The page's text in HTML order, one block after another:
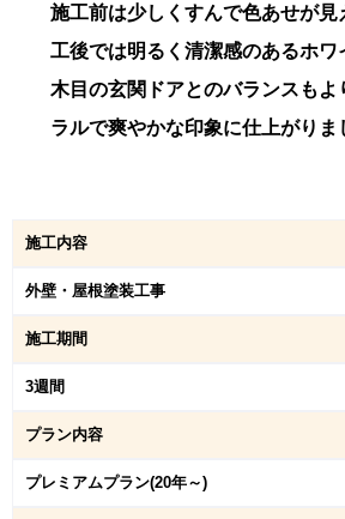
施工前は少しくすんで色あせが見
工後では明るく清潔感のあるホワ
木目の玄関ドアとのバランスもよ
ラルで爽やかな印象に仕上がりま
施工内容
外壁・屋根塗装工事
施工期間
3週間
プラン内容
プレミアムプラン(20年～)